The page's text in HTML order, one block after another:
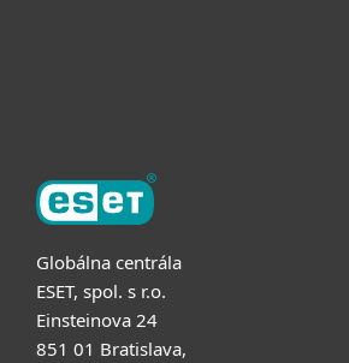
Globálna centrála
ESET, spol. s r.o.
Einsteinova 24
851 01 Bratislava,